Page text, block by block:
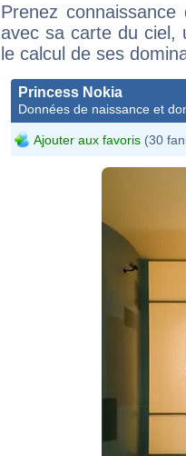
Prenez
avec sa carte du ciel,
le calcul de ses
Princess Nokia
Données de naissance et
Ajouter aux favoris (30